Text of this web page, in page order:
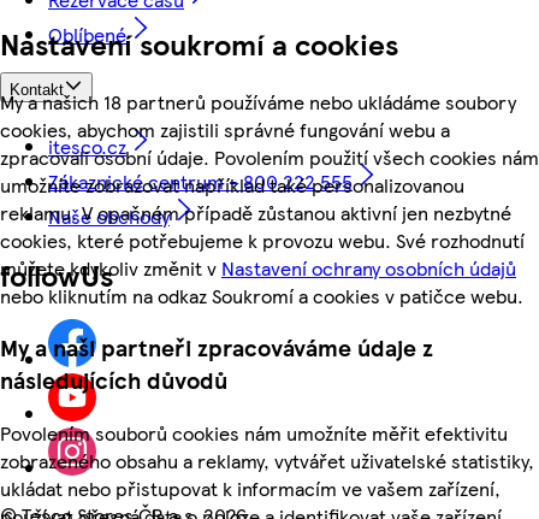
Nastavení soukromí a cookies
My a našich 18 partnerů používáme nebo ukládáme soubory
cookies, abychom zajistili správné fungování webu a
zpracovali osobní údaje. Povolením použití všech cookies nám
umožníte zobrazovat například také personalizovanou
reklamu. V opačném případě zůstanou aktivní jen nezbytné
cookies, které potřebujeme k provozu webu. Své rozhodnutí
můžete kdykoliv změnit v Nastavení ochrany osobních údajů
nebo kliknutím na odkaz Soukromí a cookies v patičce webu.
My a naši partneři zpracováváme údaje z
následujících důvodů
Povolením souborů cookies nám umožníte měřit efektivitu
zobrazeného obsahu a reklamy, vytvářet uživatelské statistiky,
ukládat nebo přistupovat k informacím ve vašem zařízení,
Oblíbené
Kontakt
itesco.cz
Zákaznické centrum - 800 222 555
Naše obchody
followUs